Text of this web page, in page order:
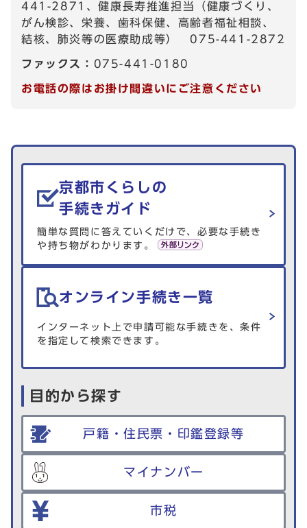
441-2871、健康長寿推進担当（健康づくり、
がん検診、栄養、歯科保健、高齢者福祉相談、
結核、肺炎等の医療助成等） 075-441-2872
ファックス： 075-441-0180
お電話の際はお掛け間違いにご注意ください
生活情報を探す
京都市くらしの
手続きガイド
簡単な質問に答えていくだけで、必要な手続き
や持ち物がわかります。
オンライン手続き一覧
インターネット上で申請可能な手続きを、条件
を指定して検索できます。
目的から探す
戸籍・住民票・印鑑登録等
マイナンバー
市税